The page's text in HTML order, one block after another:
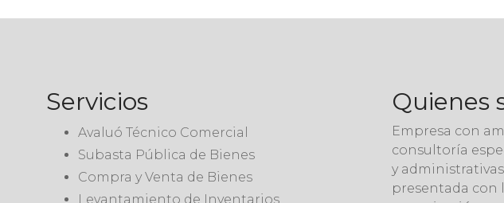
Servicios
Avaluó Técnico Comercial
Subasta Pública de Bienes
Compra y Venta de Bienes
Levantamiento de Inventarios
Quienes
Empresa con
consultoría
y
presentada con